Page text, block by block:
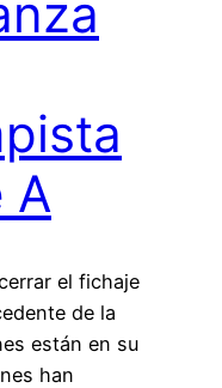
A
el fichaje
de la
están en su
han